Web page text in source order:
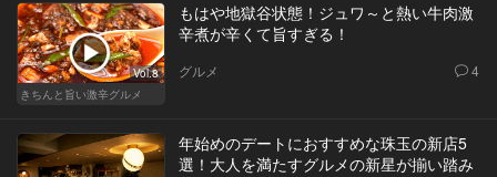
Vol.8
きちんと旨い激辛グルメ
もはや地獄谷状態！ジュワ～と熱い牛肉激
辛煮が辛くて旨すぎる！
グルメ 4
年始めのデートにおすすめな珠玉の新店5
選！大人を満たすグルメの新星が揃い踏み